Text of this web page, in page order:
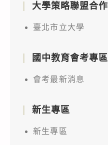
大學策略聯盟合作
臺北市立大學
國中教育會考專區
會考最新消息
新生專區
新生專區